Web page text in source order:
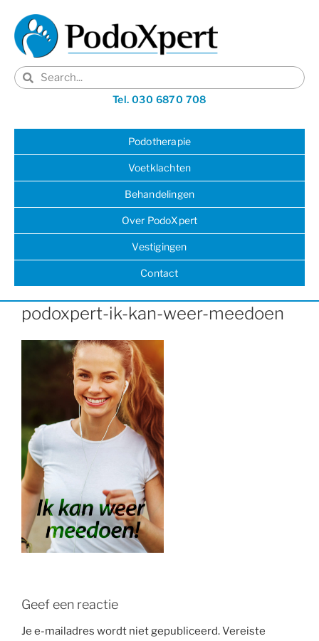
Tel. 030 6870 708
Podotherapie
Voetklachten
Behandelingen
Over PodoXpert
Vestigingen
Contact
podoxpert-ik-kan-weer-meedoen
Geef een reactie
Je e-mailadres wordt niet gepubliceerd.Vereiste